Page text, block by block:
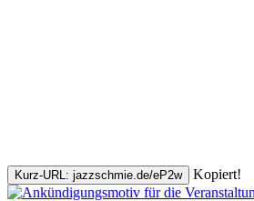
Kurz-URL: jazzschmie.de/eP2w Kopiert!